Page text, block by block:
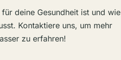
deine Gesundheit ist und wie
Kontaktiere uns, um mehr
zu erfahren!